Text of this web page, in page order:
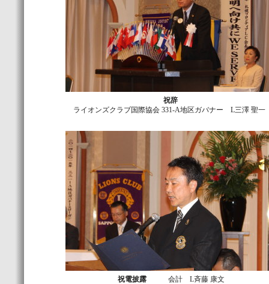
祝辞
ライオンズクラブ国際協会 331-A地区ガバナー L三澤 聖一
祝電披露 会計 L斉藤 康文